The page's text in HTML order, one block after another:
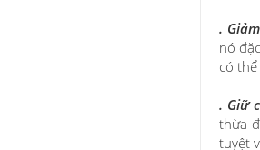
.
nó
có
. Giữ
thừa
tuyệt